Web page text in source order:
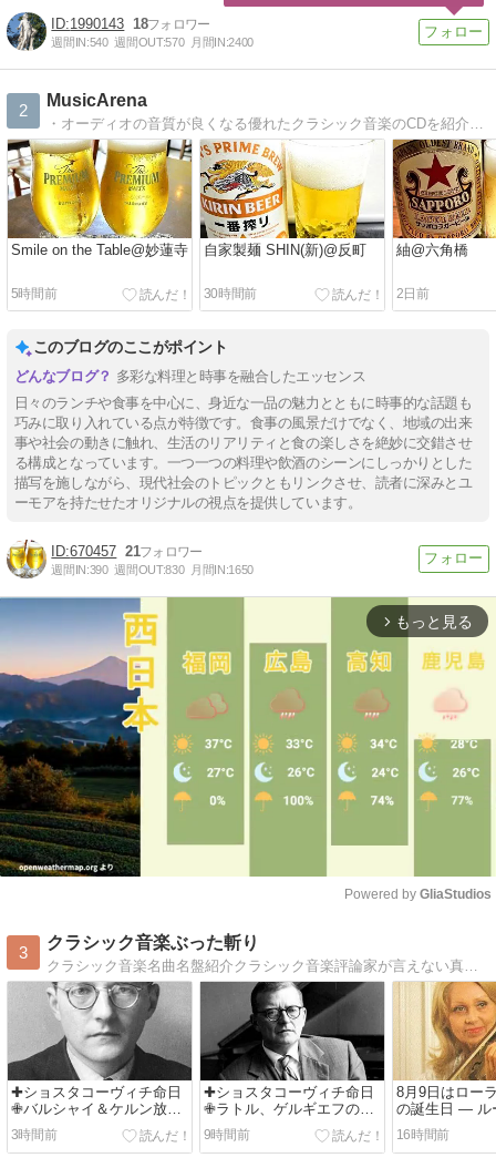
1990143 18
週間IN:540 週間OUT:570 月間IN:2400
2
MusicArena
・オーディオの音質が良くなる優れたクラシック音楽のCDを紹介 ・オーディオ装置には調教が必要 ・超高音質CD/SACDの試聴記
Smile on the Table@妙蓮寺
5時間前
自家製麺 SHIN(新)@反町
30時間前
紬@六角橋
2日前
このブログのここがポイント
多彩な料理と時事を融合したエッセンス
日々のランチや食事を中心に、身近な一品の魅力とともに時事的な話題も
巧みに取り入れている点が特徴です。食事の風景だけでなく、地域の出来
事や社会の動きに触れ、生活のリアリティと食の楽しさを絶妙に交錯させ
る構成となっています。一つ一つの料理や飲酒のシーンにしっかりとした
描写を施しながら、現代社会のトピックともリンクさせ、読者に深みとユ
ーモアを持たせたオリジナルの視点を提供しています。
670457 21
週間IN:390 週間OUT:830 月間IN:1650
arrow_forward_ios もっと見る
Powered by GliaStudios
3
クラシック音楽ぶった斬り
クラシック音楽名曲名盤紹介クラシック音楽評論家が言えない真実を語る。
✚ショスタコーヴィチ命日
✙バルシャイ＆ケルン放送
響:交響曲全集
3時間前
✚ショスタコーヴィチ命日
✙ラトル、ゲルギエフの録
音と共に３強の一角を占め
る名盤👉未だに価値の高い
チョン・ミュンフン＆フィ
9時間前
8月9日はロー
の誕生日 ― ル
身のベルギー
リニストを偲
16時間前